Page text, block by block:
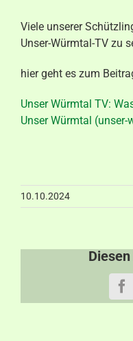
Der Verein
Ratgeber & Service
Aktuelles
Viele unserer
Unser-Würmtal-TV zu
hier geht es zum
Unser Würmtal TV:
Unser Würmtal (unser-
10.10.2024